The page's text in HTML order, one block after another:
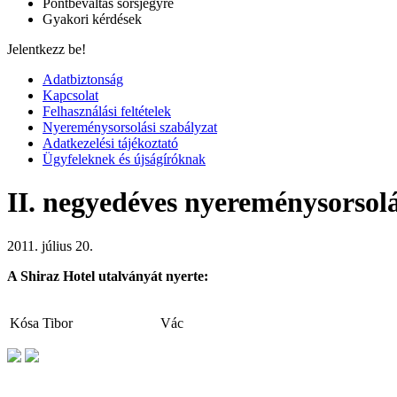
Pontbeváltás sorsjegyre
Gyakori kérdések
Jelentkezz be!
Adatbiztonság
Kapcsolat
Felhasználási feltételek
Nyereménysorsolási szabályzat
Adatkezelési tájékoztató
Ügyfeleknek és újságíróknak
II. negyedéves
2011. július 20.
A Shiraz Hotel utalványát nyerte:
Kósa Tibor Vác